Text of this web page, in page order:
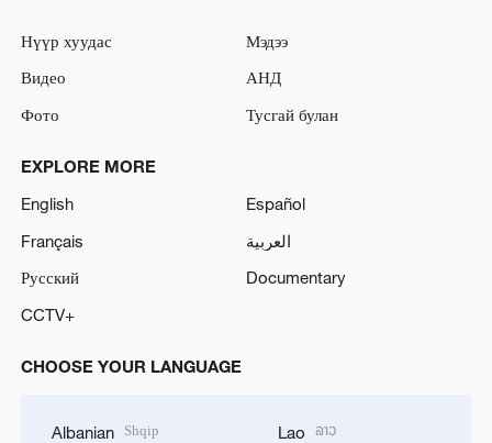
Нүүр хуудас
Мэдээ
Видео
АНД
Фото
Тусгай булан
EXPLORE MORE
English
Español
Français
العربية
Русский
Documentary
CCTV+
CHOOSE YOUR LANGUAGE
Albanian Shqip Lao ລາວ